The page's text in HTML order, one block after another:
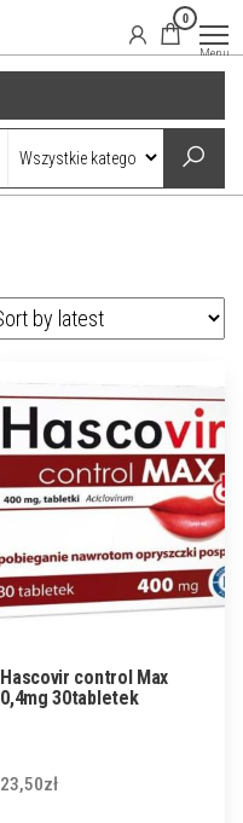
0
Menu
Hascovir control Max
0,4mg 30tabletek
23,50zł